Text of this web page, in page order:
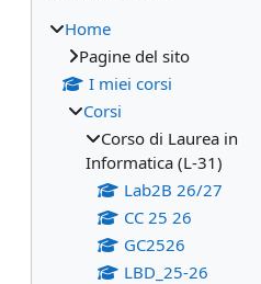
Home
Pagine del sito
I miei corsi
Corsi
Corso di Laurea in
Informatica (L-31)
Lab2B 26/27
CC 25 26
GC2526
LBD_25-26